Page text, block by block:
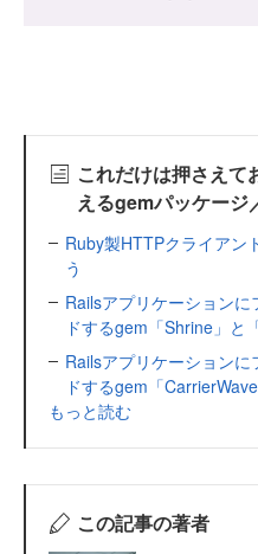
これだけは押さえ
えるgemパッケージ
Ruby製HTTPクライアン
う
Railsアプリケーション
ドするgem「Shrine」と
Railsアプリケーション
ドするgem「
もっと読む
この記事の著者